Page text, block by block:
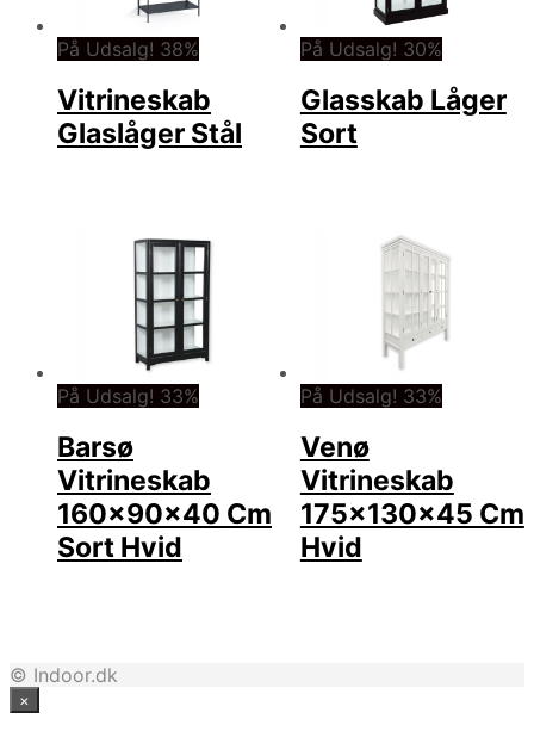
På Udsalg! 38%
Vitrineskab
Glaslåger Stål
På Udsalg! 30%
Glasskab Låger
Sort
På Udsalg! 33%
Barsø
Vitrineskab
160x90x40 Cm
Sort Hvid
På Udsalg! 33%
Venø
Vitrineskab
175x130x45 Cm
Hvid
© Indoor.dk
×